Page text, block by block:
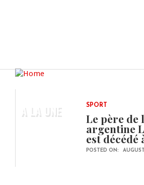
A LA UNE SPORT
Le père de
argentine
est décédé
POSTED ON: